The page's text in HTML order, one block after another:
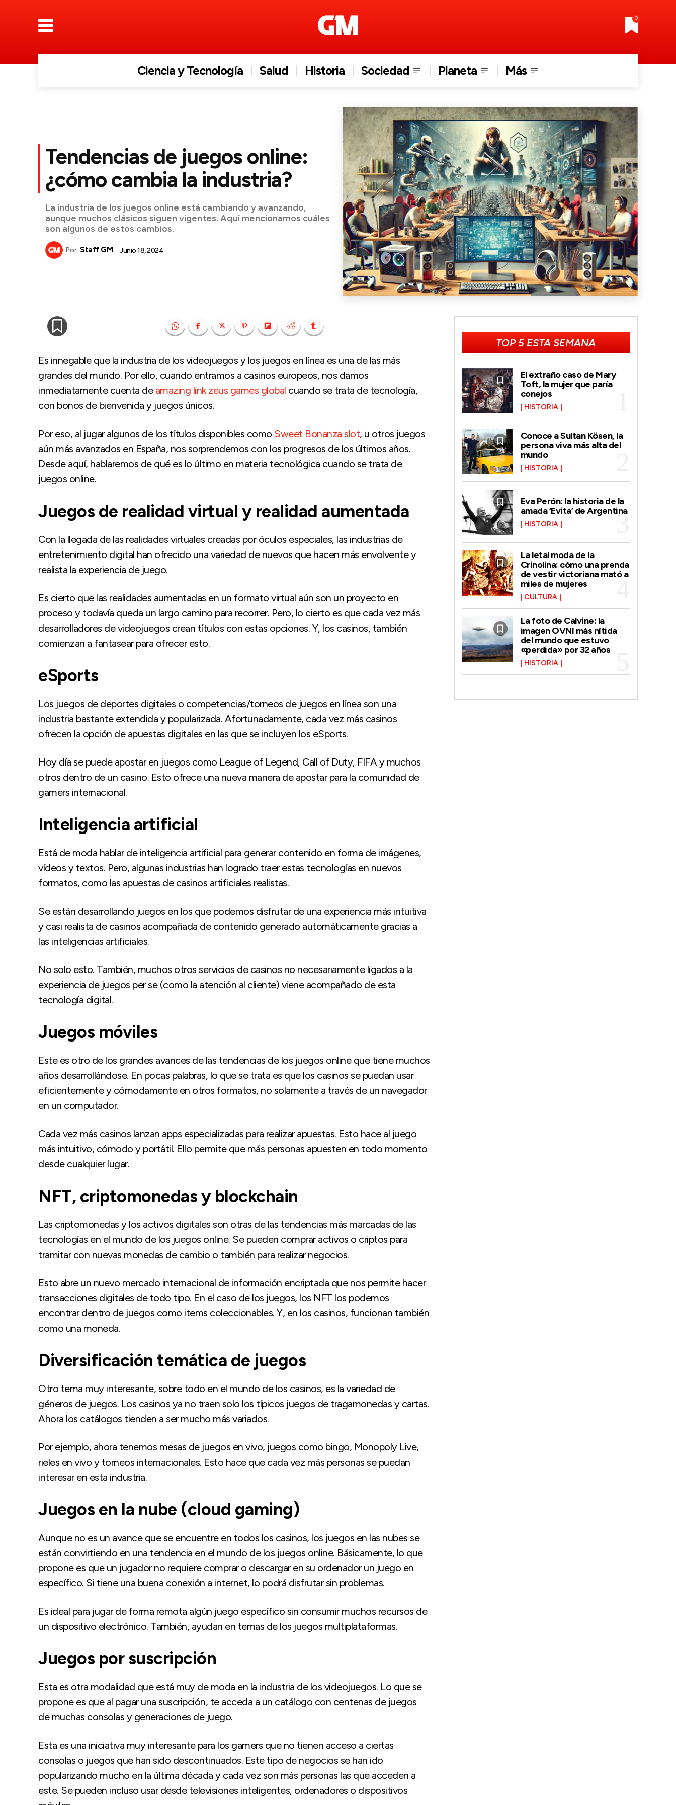
0
Ciencia y Tecnología Salud Historia Sociedad Planeta Más
Tendencias de juegos online:
¿cómo cambia la industria?
La industria de los juegos online está cambiando y avanzando,
aunque muchos clásicos siguen vigentes. Aquí mencionamos cuáles
son algunos de estos cambios.
Por: Staff GM Junio 18, 2024
Es innegable que la industria de los videojuegos y los juegos en línea es una de las más
grandes del mundo. Por ello, cuando entramos a casinos europeos, nos damos
inmediatamente cuenta de amazing link zeus games global cuando se trata de tecnología,
con bonos de bienvenida y juegos únicos.
Por eso, al jugar algunos de los títulos disponibles como Sweet Bonanza slot, u otros juegos
aún más avanzados en España, nos sorprendemos con los progresos de los últimos años.
Desde aquí, hablaremos de qué es lo último en materia tecnológica cuando se trata de
juegos online.
Juegos de realidad virtual y realidad aumentada
Con la llegada de las realidades virtuales creadas por óculos especiales, las industrias de
entretenimiento digital han ofrecido una variedad de nuevos que hacen más envolvente y
realista la experiencia de juego.
Es cierto que las realidades aumentadas en un formato virtual aún son un proyecto en
proceso y todavía queda un largo camino para recorrer. Pero, lo cierto es que cada vez más
desarrolladores de videojuegos crean títulos con estas opciones. Y, los casinos, también
comienzan a fantasear para ofrecer esto.
eSports
Los juegos de deportes digitales o competencias/torneos de juegos en línea son una
industria bastante extendida y popularizada. Afortunadamente, cada vez más casinos
ofrecen la opción de apuestas digitales en las que se incluyen los eSports.
Hoy día se puede apostar en juegos como League of Legend, Call of Duty, FIFA y muchos
otros dentro de un casino. Esto ofrece una nueva manera de apostar para la comunidad de
gamers internacional.
Inteligencia artificial
Está de moda hablar de inteligencia artificial para generar contenido en forma de imágenes,
vídeos y textos. Pero, algunas industrias han logrado traer estas tecnologías en nuevos
formatos, como las apuestas de casinos artificiales realistas.
Se están desarrollando juegos en los que podemos disfrutar de una experiencia más intuitiva
y casi realista de casinos acompañada de contenido generado automáticamente gracias a
las inteligencias artificiales.
No solo esto. También, muchos otros servicios de casinos no necesariamente ligados a la
experiencia de juegos per se (como la atención al cliente) viene acompañado de esta
tecnología digital.
Juegos móviles
Este es otro de los grandes avances de las tendencias de los juegos online que tiene muchos
años desarrollándose. En pocas palabras, lo que se trata es que los casinos se puedan usar
eficientemente y cómodamente en otros formatos, no solamente a través de un navegador
en un computador.
Cada vez más casinos lanzan apps especializadas para realizar apuestas. Esto hace al juego
más intuitivo, cómodo y portátil. Ello permite que más personas apuesten en todo momento
desde cualquier lugar.
NFT, criptomonedas y blockchain
Las criptomonedas y los activos digitales son otras de las tendencias más marcadas de las
tecnologías en el mundo de los juegos online. Se pueden comprar activos o criptos para
tramitar con nuevas monedas de cambio o también para realizar negocios.
Esto abre un nuevo mercado internacional de información encriptada que nos permite hacer
transacciones digitales de todo tipo. En el caso de los juegos, los NFT los podemos
encontrar dentro de juegos como items coleccionables. Y, en los casinos, funcionan también
como una moneda.
Diversificación temática de juegos
Otro tema muy interesante, sobre todo en el mundo de los casinos, es la variedad de
géneros de juegos. Los casinos ya no traen solo los típicos juegos de tragamonedas y cartas.
Ahora los catálogos tienden a ser mucho más variados.
Por ejemplo, ahora tenemos mesas de juegos en vivo, juegos como bingo, Monopoly Live,
rieles en vivo y torneos internacionales. Esto hace que cada vez más personas se puedan
interesar en esta industria.
Juegos en la nube (cloud gaming)
Aunque no es un avance que se encuentre en todos los casinos, los juegos en las nubes se
están convirtiendo en una tendencia en el mundo de los juegos online. Básicamente, lo que
propone es que un jugador no requiere comprar o descargar en su ordenador un juego en
específico. Si tiene una buena conexión a internet, lo podrá disfrutar sin problemas.
Es ideal para jugar de forma remota algún juego específico sin consumir muchos recursos de
un dispositivo electrónico. También, ayudan en temas de los juegos multiplataformas.
Juegos por suscripción
Esta es otra modalidad que está muy de moda en la industria de los videojuegos. Lo que se
propone es que al pagar una suscripción, te acceda a un catálogo con centenas de juegos
de muchas consolas y generaciones de juego.
Esta es una iniciativa muy interesante para los gamers que no tienen acceso a ciertas
consolas o juegos que han sido descontinuados. Este tipo de negocios se han ido
popularizando mucho en la última década y cada vez son más personas las que acceden a
este. Se pueden incluso usar desde televisiones inteligentes, ordenadores o dispositivos
TOP 5 ESTA SEMANA
El extraño caso de Mary
Toft, la mujer que paría
conejos
HISTORIA
Conoce a Sultan Kösen, la
persona viva más alta del
mundo
HISTORIA
Eva Perón: la historia de la
amada ‘Evita’ de Argentina
HISTORIA
La letal moda de la
Crinolina: cómo una prenda
de vestir victoriana mató a
miles de mujeres
CULTURA
La foto de Calvine: la
imagen OVNI más nítida
del mundo que estuvo
«perdida» por 32 años
HISTORIA